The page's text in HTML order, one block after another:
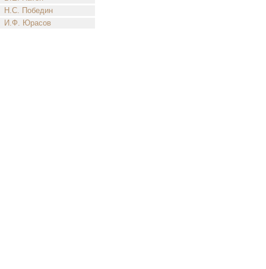
Н.С. Победин
И.Ф. Юрасов